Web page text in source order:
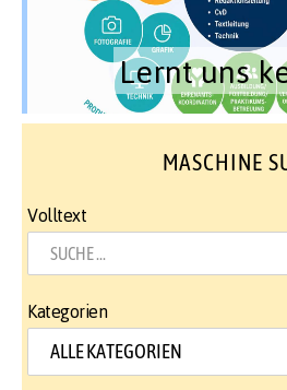
Lernt uns
MASCHINE
Volltext
Kategorien